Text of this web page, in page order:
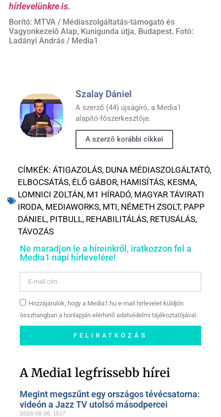
hírlevelünkre is.
Borító: MTVA / Médiaszolgáltatás-támogató és
Vagyonkezelő Alap, Kunigunda útja, Budapest. Fotó:
Ladányi András / Media1
Szalay Dániel
A szerző (44) újságíró, a Media1
alapító-főszerkesztője.
A szerző korábbi cikkei
CÍMKÉK: ÁTIGAZOLÁS, DUNA MÉDIASZOLGÁLTATÓ,
ELBOCSÁTÁS, ÉLŐ GÁBOR, HAMISÍTÁS, KESMA,
LOMNICI ZOLTÁN, M1 HÍRADÓ, MAGYAR TÁVIRATI
IRODA, MEDIAWORKS, MTI, NÉMETH ZSOLT, PAPP
DÁNIEL, PITBULL, REHABILITÁLÁS, RETUSÁLÁS,
TÁVOZÁS
Ne maradjon le a híreinkről, iratkozzon fel a
Media1 napi hírlevelére!
Hozzájárulok, hogy a Media1.hu e-mail hírlevelet küldjön
összhangban a honlapján elérhető adatvédelmi tájékoztatójával.
FELIRATKOZÁS
oldalunkon!
A Media1 legfrissebb hírei
Megint megszűnt egy országos tévécsatorna:
videón a Jazz TV utolsó másodpercei
2026.08.06. 15:17